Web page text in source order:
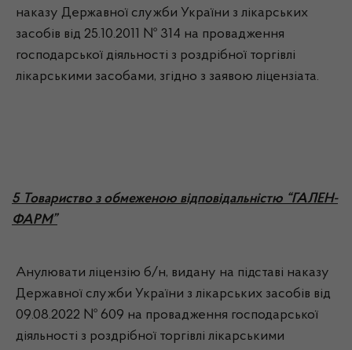
наказу Державної служби України з лікарських
засобів від 25.10.2011 № 314 на провадження
господарської діяльності з роздрібної торгівлі
лікарськими засобами, згідно з заявою ліцензіата.
5 Товариство з обмеженою відповідальністю “ГАЛЕН-
ФАРМ”
Анулювати ліцензію б/н, видану на підставі наказу
Державної служби України з лікарських засобів від
09.08.2022 № 609 на провадження господарської
діяльності з роздрібної торгівлі лікарськими